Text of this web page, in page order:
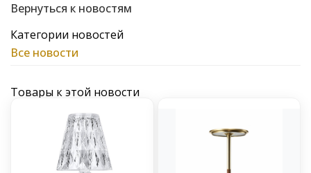
Вернуться к новостям
Категории новостей
Все новости
Товары к этой новости